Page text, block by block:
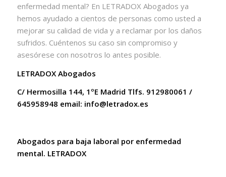
enfermedad mental? En LETRADOX Abogados ya
hemos ayudado a cientos de personas como usted a
mejorar su calidad de vida y a reclamar por los daños
sufridos. Cuéntenos su caso sin compromiso y
asesórese con nosotros lo antes posible.
LETRADOX Abogados
C/ Hermosilla 144, 1ºE Madrid Tlfs. 912980061 /
645958948 email: info@letradox.es
Abogados para baja laboral por enfermedad
mental. LETRADOX